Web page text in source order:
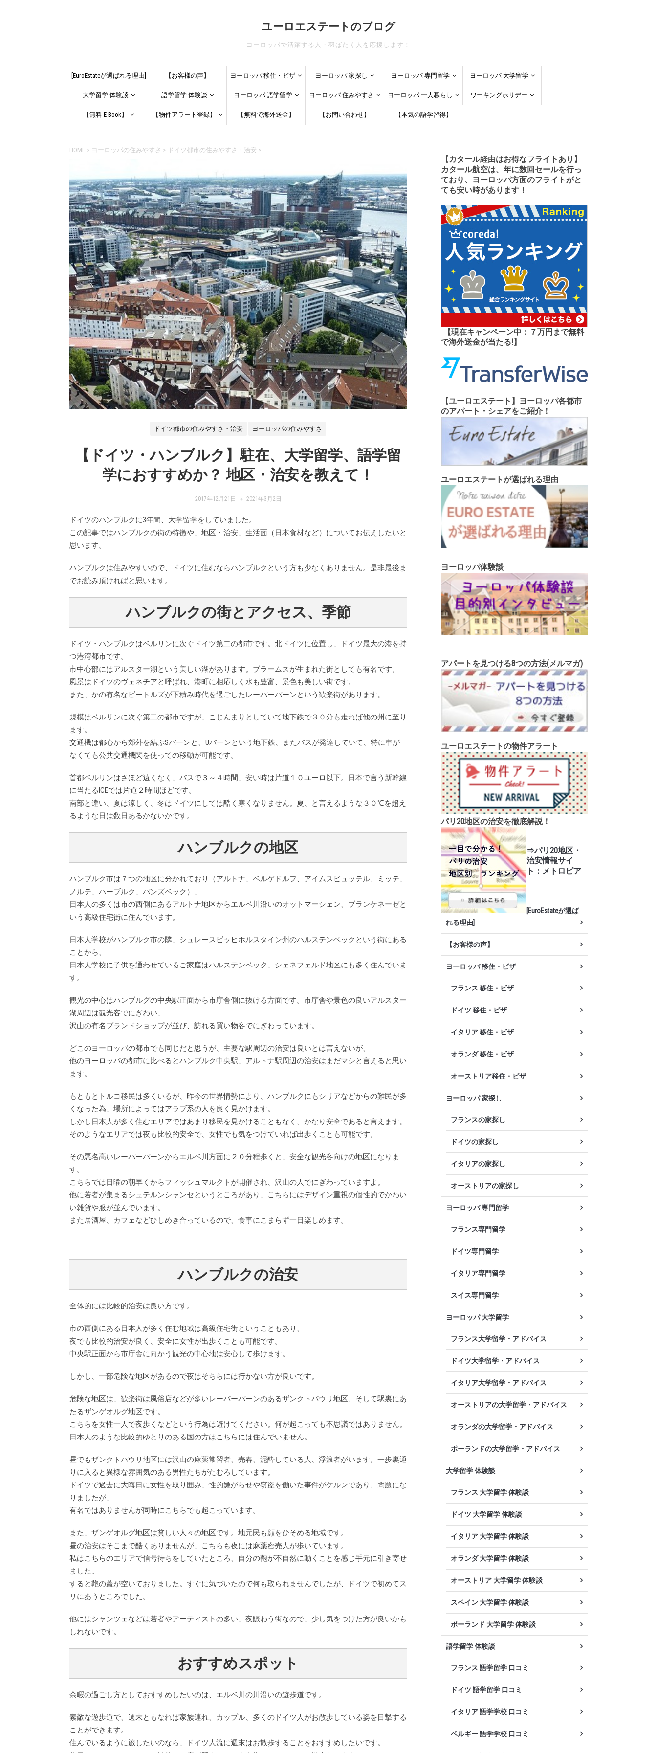
ユーロエステートのブログ
ヨーロッパで活躍する人・羽ばたく人を応援します！
[EuroEstateが選ばれる理由] 【お客様の声】 ヨーロッパ 移住・ビザ ヨーロッパ 家探し ヨーロッパ 専門留学 ヨーロッパ 大学留学
大学留学 体験談 語学留学 体験談 ヨーロッパ 語学留学 ヨーロッパ 住みやすさ ヨーロッパ 一人暮らし ワーキングホリデー
【無料 E-Book】 【物件アラート登録】 【無料で海外送金】 【お問い合わせ】 【本気の語学習得】
HOME > ヨーロッパの住みやすさ > ドイツ都市の住みやすさ・治安 >
ドイツ都市の住みやすさ・治安 ヨーロッパの住みやすさ
【ドイツ・ハンブルク】駐在、大学留学、語学留
学におすすめか？ 地区・治安を教えて！
2017年12月21日 2021年3月2日
ドイツのハンブルクに3年間、大学留学をしていました。
この記事ではハンブルクの街の特徴や、地区・治安、生活面（日本食材など）についてお伝えしたいと
思います。
ハンブルクは住みやすいので、ドイツに住むならハンブルクという方も少なくありません。是非最後ま
でお読み頂ければと思います。
ハンブルクの街とアクセス、季節
ドイツ・ハンブルクはベルリンに次ぐドイツ第二の都市です。北ドイツに位置し、ドイツ最大の港を持
つ港湾都市です。
市中心部にはアルスター湖という美しい湖があります。ブラームスが生まれた街としても有名です。
風景はドイツのヴェネチアと呼ばれ、港町に相応しく水も豊富、景色も美しい街です。
また、かの有名なビートルズが下積み時代を過ごしたレーパーバーンという歓楽街があります。
規模はベルリンに次ぐ第二の都市ですが、こじんまりとしていて地下鉄で３０分も走れば他の州に至り
ます。
交通機は都心から郊外を結ぶSバーンと、Uバーンという地下鉄、またバスが発達していて、特に車が
なくても公共交通機関を使っての移動が可能です。
首都ベルリンはさほど遠くなく、バスで３～４時間、安い時は片道１０ユーロ以下。日本で言う新幹線
に当たるICEでは片道２時間ほどです。
南部と違い、夏は涼しく、冬はドイツにしては酷く寒くなりません。夏、と言えるような３０℃を超え
るような日は数日あるかないかです。
ハンブルクの地区
ハンブルク市は７つの地区に分かれており（アルトナ、ベルゲドルフ、アイムスビュッテル、ミッテ、
ノルテ、ハーブルク、バンズベック）、
日本人の多くは市の西側にあるアルトナ地区からエルベ川沿いのオットマーシェン、ブランケネーゼと
いう高級住宅街に住んでいます。
日本人学校がハンブルク市の隣、シュレースビッヒホルスタイン州のハルステンベックという街にある
ことから、
日本人学校に子供を通わせているご家庭はハルステンベック、シェネフェルド地区にも多く住んでいま
す。
観光の中心はハンブルグの中央駅正面から市庁舎側に抜ける方面です。市庁舎や景色の良いアルスター
湖周辺は観光客でにぎわい、
沢山の有名ブランドショップが並び、訪れる買い物客でにぎわっています。
どこのヨーロッパの都市でも同じだと思うが、主要な駅周辺の治安は良いとは言えないが、
他のヨーロッパの都市に比べるとハンブルク中央駅、アルトナ駅周辺の治安はまだマシと言えると思い
ます。
もともとトルコ移民は多くいるが、昨今の世界情勢により、ハンブルクにもシリアなどからの難民が多
くなった為、場所によってはアラブ系の人を良く見かけます。
しかし日本人が多く住むエリアではあまり移民を見かけることもなく、かなり安全であると言えます。
そのようなエリアでは夜も比較的安全で、女性でも気をつけていれば出歩くことも可能です。
その悪名高いレーパーバーンからエルベ川方面に２０分程歩くと、安全な観光客向けの地区になりま
す。
こちらでは日曜の朝早くからフィッシュマルクトが開催され、沢山の人でにぎわっていますよ。
他に若者が集まるシュテルンシャンセというところがあり、こちらにはデザイン重視の個性的でかわい
い雑貨や服が並んでいます。
また居酒屋、カフェなどひしめき合っているので、食事にこまらず一日楽しめます。
ハンブルクの治安
全体的には比較的治安は良い方です。
市の西側にある日本人が多く住む地域は高級住宅街ということもあり、
夜でも比較的治安が良く、安全に女性が出歩くことも可能です。
中央駅正面から市庁舎に向かう観光の中心地は安心して歩けます。
しかし、一部危険な地区があるので夜はそちらには行かない方が良いです。
危険な地区は、歓楽街は風俗店などが多いレーパーバーンのあるザンクトパウリ地区、そして駅裏にあ
たるザンゲオルグ地区です。
こちらを女性一人で夜歩くなどという行為は避けてください。何が起こっても不思議ではありません。
日本人のような比較的ゆとりのある国の方はこちらには住んでいません。
昼でもザンクトパウリ地区には沢山の麻薬常習者、売春、泥酔している人、浮浪者がいます。一歩裏通
りに入ると異様な雰囲気のある男性たちがたむろしています。
ドイツで過去に大晦日に女性を取り囲み、性的嫌がらせや窃盗を働いた事件がケルンであり、問題にな
りましたが、
有名ではありませんが同時にこちらでも起こっています。
また、ザンゲオルグ地区は貧しい人々の地区です。地元民も顔をひそめる地域です。
昼の治安はそこまで酷くありませんが、こちらも夜には麻薬密売人が歩いています。
私はこちらのエリアで信号待ちをしていたところ、自分の鞄が不自然に動くことを感じ手元に引き寄せ
ました。
すると鞄の蓋が空いておりました。すぐに気づいたので何も取られませんでしたが、ドイツで初めてス
リにあうところでした。
他にはシャンツェなどは若者やアーティストの多い、夜賑わう街なので、少し気をつけた方が良いかも
しれないです。
おすすめスポット
余暇の過ごし方としておすすめしたいのは、エルベ川の川沿いの遊歩道です。
素敵な遊歩道で、週末ともなれば家族連れ、カップル、多くのドイツ人がお散歩している姿を目撃する
ことができます。
住んでいるように旅したいのなら、ドイツ人流に週末はお散歩することをおすすめしたいです。
【カタール経由はお得なフライトあり】
カタール航空は、年に数回セールを行っ
ており、ヨーロッパ方面のフライトがと
ても安い時があります！
【現在キャンペーン中：７万円まで無料
で海外送金が当たる!】
【ユーロエステート】ヨーロッパ各都市
のアパート・シェアをご紹介！
ユーロエステートが選ばれる理由
ヨーロッパ体験談
アパートを見つける8つの方法(メルマガ)
ユーロエステートの物件アラート
パリ20地区の治安を徹底解説！
⇒パリ20地区・
治安情報サイ
ト：メトロピア
[EuroEstateが選ば
れる理由]
【お客様の声】
ヨーロッパ 移住・ビザ
フランス 移住・ビザ
ドイツ 移住・ビザ
イタリア 移住・ビザ
オランダ 移住・ビザ
オーストリア移住・ビザ
ヨーロッパ 家探し
フランスの家探し
ドイツの家探し
イタリアの家探し
オーストリアの家探し
ヨーロッパ 専門留学
フランス専門留学
ドイツ専門留学
イタリア専門留学
スイス専門留学
ヨーロッパ 大学留学
フランス大学留学・アドバイス
ドイツ大学留学・アドバイス
イタリア大学留学・アドバイス
オーストリアの大学留学・アドバイス
オランダの大学留学・アドバイス
ポーランドの大学留学・アドバイス
大学留学 体験談
フランス 大学留学 体験談
ドイツ 大学留学 体験談
イタリア 大学留学 体験談
オランダ 大学留学 体験談
オーストリア 大学留学 体験談
スペイン 大学留学 体験談
ポーランド 大学留学 体験談
語学留学 体験談
フランス 語学留学 口コミ
ドイツ 語学留学 口コミ
イタリア 語学学校 口コミ
ベルギー 語学学校 口コミ